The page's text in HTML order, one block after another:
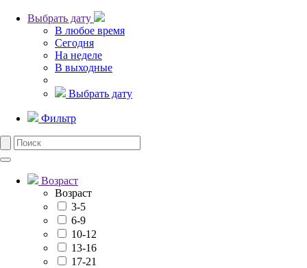
Выбрать дату
В любое время
Сегодня
На неделе
В выходные
Выбрать дату
Фильтр
Возраст
Возраст
3-5
6-9
10-12
13-16
17-21